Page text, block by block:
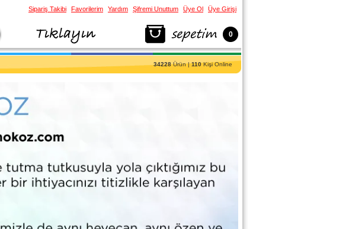
34228Ürün |110Kişi Online
Sipariş Takibi Favorilerim Yardım Şifremi Unuttum Üye Ol Üye Girişi
0